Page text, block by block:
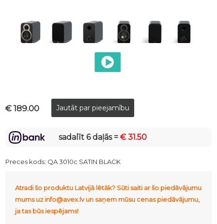
€ 189.00
sadalīt 6 daļās =€ 31.50
Preces kods: QA 3010c SATIN BLACK
Atradi šo produktu Latvijā lētāk? Sūti saiti ar šo piedāvājumu
mums uz info@avex.lv un saņem mūsu cenas piedāvājumu,
ja tas būs iespējams!